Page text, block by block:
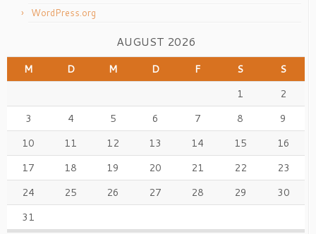
WordPress.org
AUGUST 2026
M D M D F S
S
1
2
3
4 5 6 7 8
9
10
11 12 13 14 15
16
17
18 19 20 21 22
23
24
25 26 27 28 29
30
31